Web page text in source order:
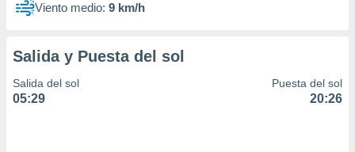
Viento medio: 9 km/h
Salida y Puesta del sol
Salida del sol
05:29
Puesta del sol
20:26